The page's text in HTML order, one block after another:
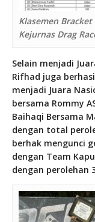
Klasemen
Kejurnas Drag
Selain menjadi
Rifhad juga
menjadi Juara
bersama Rommy
Baihaqi Bersama
dengan total
berhak mengunci
dengan Team
dengan perolehan